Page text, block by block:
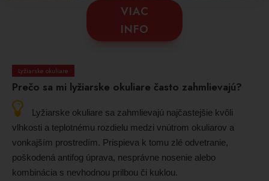
VIAC
INFO
Lyžiarske okuliare
Prečo sa mi lyžiarske okuliare často zahmlievajú?
Lyžiarske okuliare sa zahmlievajú najčastejšie kvôli
vlhkosti a teplotnému rozdielu medzi vnútrom okuliarov a
vonkajším prostredím. Prispieva k tomu zlé odvetranie,
poškodená antifog úprava, nesprávne nosenie alebo
kombinácia s nevhodnou prilbou či kuklou.